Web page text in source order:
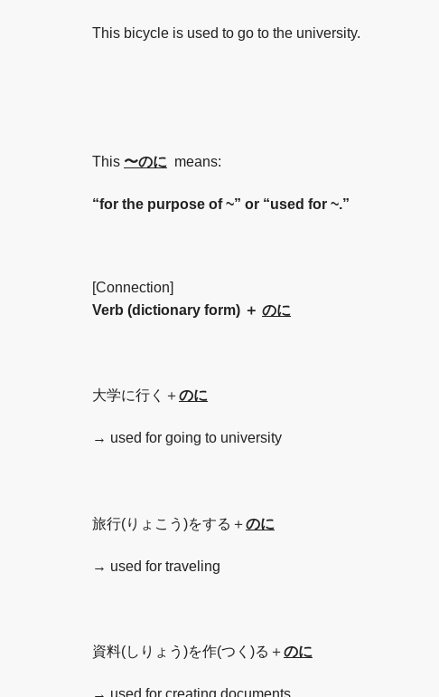
This bicycle is used to go to the university.
This 〜のに means:
“for the purpose of ~” or “used for ~.”
[Connection]
Verb (dictionary form) ＋ のに
大学に行く＋のに
→ used for going to university
旅行(りょこう)をする＋のに
→ used for traveling
資料(しりょう)を作(つく)る＋のに